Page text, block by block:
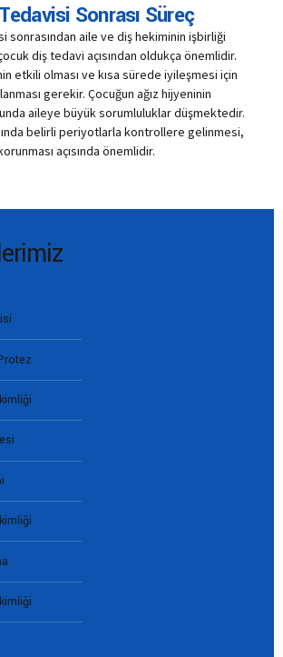
Sonrası Süreç
sonrasından aile ve diş hekiminin işbirliği
diş tedavi açısından oldukça önemlidir.
etkili olması ve kısa sürede iyileşmesi için
gerekir. Çocuğun ağız hijyeninin
aileye büyük sorumluluklar düşmektedir.
belirli periyotlarla kontrollere gelinmesi,
açısında önemlidir.